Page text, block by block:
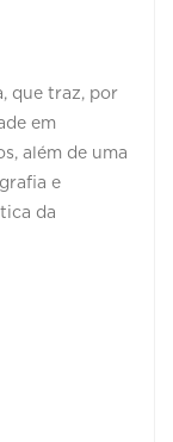
que traz, por
em
além de uma
e
da